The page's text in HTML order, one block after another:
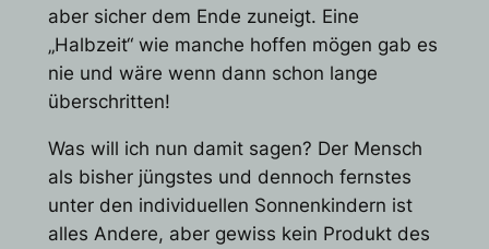
aber sicher dem Ende zuneigt. Eine
„Halbzeit“ wie manche hoffen mögen gab es
nie und wäre wenn dann schon lange
überschritten!
Was will ich nun damit sagen? Der Mensch
als bisher jüngstes und dennoch fernstes
unter den individuellen Sonnenkindern ist
alles Andere, aber gewiss kein Produkt des